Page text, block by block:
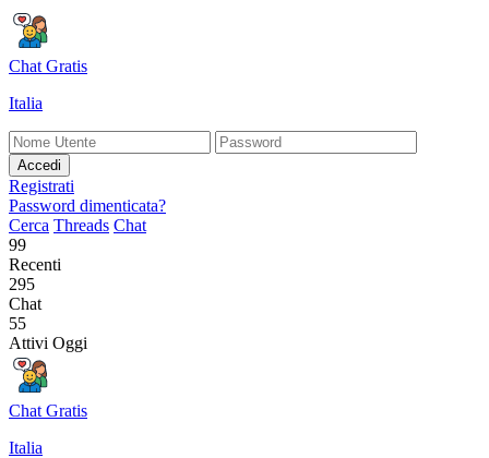
Chat Gratis
Italia
Accedi
Registrati
Password dimenticata?
Cerca Threads Chat
99
Recenti
295
Chat
55
Attivi Oggi
Chat Gratis
Italia